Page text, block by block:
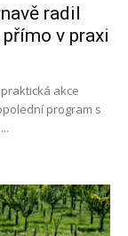
radil
v praxi
akce
program s